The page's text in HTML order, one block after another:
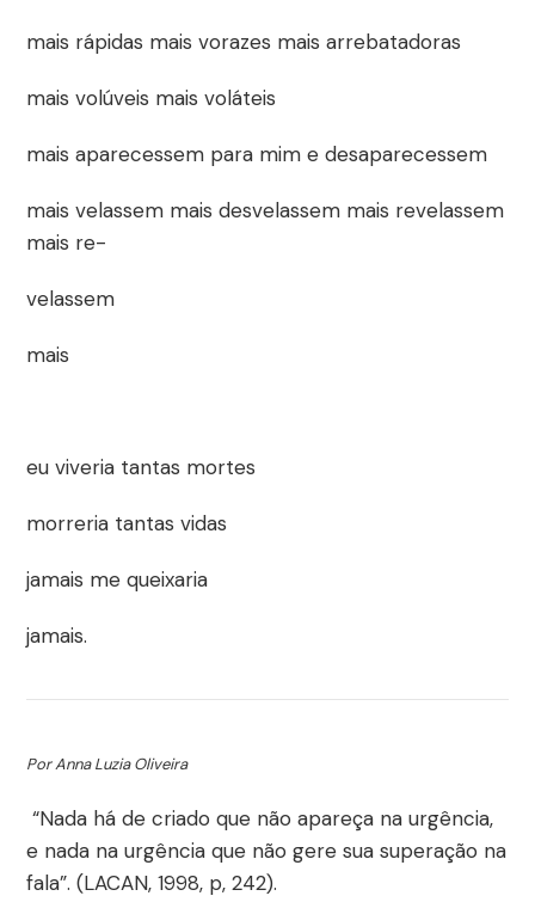
mais rápidas mais vorazes mais arrebatadoras
mais volúveis mais voláteis
mais aparecessem para mim e desaparecessem
mais velassem mais desvelassem mais revelassem
mais re-
velassem
mais
eu viveria tantas mortes
morreria tantas vidas
jamais me queixaria
jamais.
Por Anna Luzia Oliveira
“Nada há de criado que não apareça na urgência,
e nada na urgência que não gere sua superação na
fala”. (LACAN, 1998, p, 242).